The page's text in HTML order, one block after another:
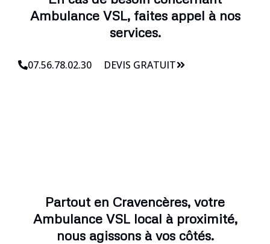
Ambulance VSL, faites appel à nos
services.
07.56.78.02.30 DEVIS GRATUIT
Partout en Cravencères, votre
Ambulance VSL local à proximité,
nous agissons à vos côtés.